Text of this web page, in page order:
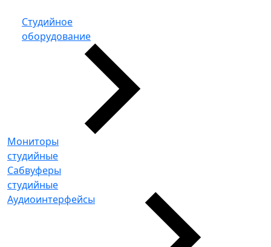
Студийное
оборудование
Мониторы
студийные
Сабвуферы
студийные
Аудиоинтерфейсы